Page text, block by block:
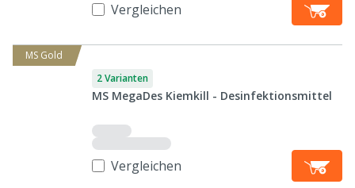
Vergleichen
MS Gold
2 Varianten
MS MegaDes Kiemkill - Desinfektionsmittel
Vergleichen